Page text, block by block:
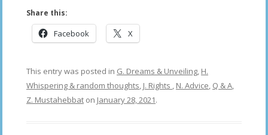
Share this:
Facebook X
This entry was posted in G. Dreams & Unveiling, H.
Whispering & random thoughts, J. Rights , N. Advice, Q & A,
Z. Mustahebbat on January 28, 2021.